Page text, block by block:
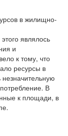
в жилищно-
являлось
и
к тому, что
ресурсы в
В
к площади, в